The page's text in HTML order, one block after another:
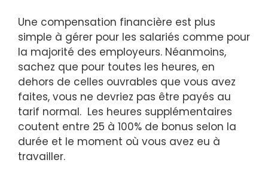
Une compensation financière est plus
simple à gérer pour les salariés comme pour
la majorité des employeurs. Néanmoins,
sachez que pour toutes les heures, en
dehors de celles ouvrables que vous avez
faites, vous ne devriez pas être payés au
tarif normal. Les heures supplémentaires
coutent entre 25 à 100% de bonus selon la
durée et le moment où vous avez eu à
travailler.